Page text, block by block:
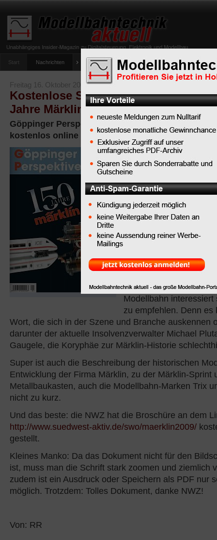
Start Nachrichten Tipps Newsletter Archiv Magazin
umfrage-viessmann-multiprotokoll-lichtdecoder
Freitag 16. Oktober 2009
Kostenlose Sonderpublikation der
Jahre Märklin
Göppinger Perspektiven Heft 2/2009 zum
kostenlos online
Zum 150.
Märklin-
Jubiläum hat
die NWZ eine
36-Seiten starke
veröffentlicht, die zum
schon am ersten Tag
in Göppingen vergriffen
Sonderheft der
Märklin-Freunde und
Modellbahn interessiert
zu empfehlen. Denn es
Wort, die sich in der Szene und Branche auskennen
darunter der aktuelle Insolvenzverwalter Michael
Gaugele, die Koryphäe zur Märklin-Historie
Super ist auch die Beschreibung der historischen
Entwicklung der Firma Märklin, zu der Märklin-Sprint
Metallbaukasten, auch die Modellbahn-Marken Trix
nicht zu kurz.
Und das beste: die NWZ hat die Broschüre an dem
http://www.suedwest-aktiv.de/swo/maerklin2009/
gestellt.
Kleines Manko: Da das Dokument nicht für den
ist, muss man die Schrift stark zoomen und ziemlich
zudem ist ein Ausdruck oder Speichern als PDF nur
möglich. Trotzdem: Tolles Dokument, danke NWZ!
Von: RR